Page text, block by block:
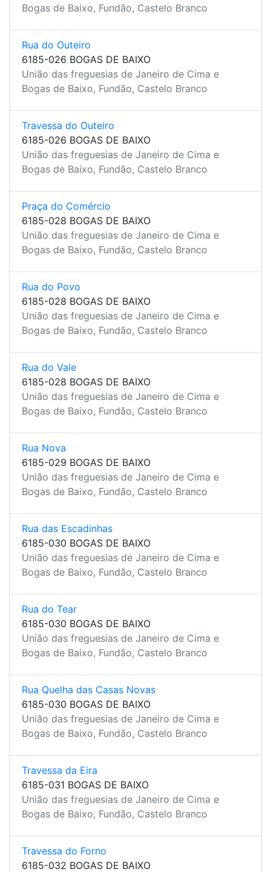
Bogas de Baixo, Fundão, Castelo Branco
Rua do Outeiro
6185-026 BOGAS DE BAIXO
União das freguesias de Janeiro de Cima e
Bogas de Baixo, Fundão, Castelo Branco
Travessa do Outeiro
6185-026 BOGAS DE BAIXO
União das freguesias de Janeiro de Cima e
Bogas de Baixo, Fundão, Castelo Branco
Praça do Comércio
6185-028 BOGAS DE BAIXO
União das freguesias de Janeiro de Cima e
Bogas de Baixo, Fundão, Castelo Branco
Rua do Povo
6185-028 BOGAS DE BAIXO
União das freguesias de Janeiro de Cima e
Bogas de Baixo, Fundão, Castelo Branco
Rua do Vale
6185-028 BOGAS DE BAIXO
União das freguesias de Janeiro de Cima e
Bogas de Baixo, Fundão, Castelo Branco
Rua Nova
6185-029 BOGAS DE BAIXO
União das freguesias de Janeiro de Cima e
Bogas de Baixo, Fundão, Castelo Branco
Rua das Escadinhas
6185-030 BOGAS DE BAIXO
União das freguesias de Janeiro de Cima e
Bogas de Baixo, Fundão, Castelo Branco
Rua do Tear
6185-030 BOGAS DE BAIXO
União das freguesias de Janeiro de Cima e
Bogas de Baixo, Fundão, Castelo Branco
Rua Quelha das Casas Novas
6185-030 BOGAS DE BAIXO
União das freguesias de Janeiro de Cima e
Bogas de Baixo, Fundão, Castelo Branco
Travessa da Eira
6185-031 BOGAS DE BAIXO
União das freguesias de Janeiro de Cima e
Bogas de Baixo, Fundão, Castelo Branco
Travessa do Forno
6185-032 BOGAS DE BAIXO